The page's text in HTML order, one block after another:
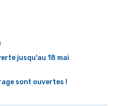
jusqu'au 18 mai
sont ouvertes !